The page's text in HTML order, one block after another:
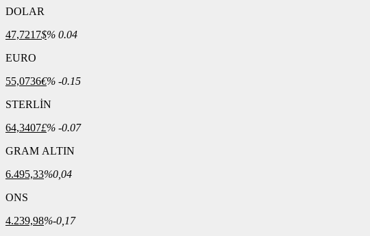
DOLAR
47,7217$% 0.04
EURO
55,0736€% -0.15
STERLİN
64,3407£% -0.07
GRAM ALTIN
6.495,33%0,04
ONS
4.239,98%-0,17